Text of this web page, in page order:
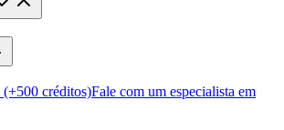
(+500 créditos)Fale com um especialista em